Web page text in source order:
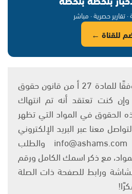
· تقارير حصرية · مباشر
للقناة ←
يتم الاستخدام المواد وفقًا للمادة 27 أ من قانون حقوق
والنشر 2007، وإن كنت تعتقد أنه تم انتهاك
الحقوق في المواد التي تظهر
معنا عبر البريد الإلكتروني
على العنوان التالي: info@ashams.com والطلب
مع ذكر اسمك الكامل ورقم
ورابط للصفحة ذات الصلة